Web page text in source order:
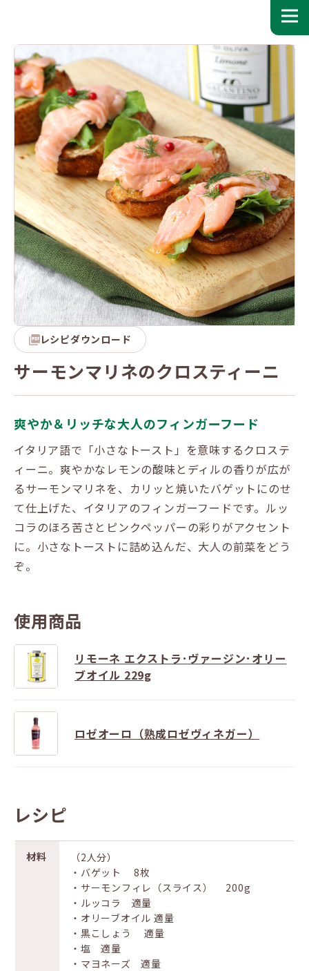
レシピダウンロード
サーモンマリネのクロスティーニ
爽やか＆リッチな大人のフィンガーフード
イタリア語で「小さなトースト」を意味するクロステ
ィーニ。爽やかなレモンの酸味とディルの香りが広が
るサーモンマリネを、カリッと焼いたバゲットにのせ
て仕上げた、イタリアのフィンガーフードです。ルッ
コラのほろ苦さとピンクペッパーの彩りがアクセント
に。小さなトーストに詰め込んだ、大人の前菜をどう
ぞ。
使用商品
リモーネ エクストラ･ヴァージン･オリー
ブオイル 229g
ロゼオーロ（熟成ロゼヴィネガー）
レシピ
材料
（2人分）
・バゲット 8枚
・サーモンフィレ（スライス） 200g
・ルッコラ 適量
・オリーブオイル 適量
・黒こしょう 適量
・塩 適量
・マヨネーズ 適量